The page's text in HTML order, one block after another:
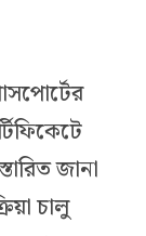
জানা
চালু